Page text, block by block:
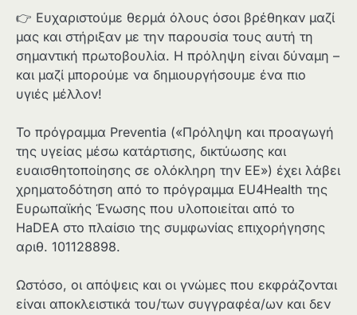
👉 Ευχαριστούμε θερμά όλους όσοι βρέθηκαν μαζί
μας και στήριξαν με την παρουσία τους αυτή τη
σημαντική πρωτοβουλία. Η πρόληψη είναι δύναμη –
και μαζί μπορούμε να δημιουργήσουμε ένα πιο
υγιές μέλλον!
Το πρόγραμμα Preventia («Πρόληψη και προαγωγή
της υγείας μέσω κατάρτισης, δικτύωσης και
ευαισθητοποίησης σε ολόκληρη την ΕΕ») έχει λάβει
χρηματοδότηση από το πρόγραμμα EU4Health της
Ευρωπαϊκής Ένωσης που υλοποιείται από το
HaDEA στο πλαίσιο της συμφωνίας επιχορήγησης
αριθ. 101128898.
Ωστόσο, οι απόψεις και οι γνώμες που εκφράζονται
είναι αποκλειστικά του/των συγγραφέα/ων και δεν